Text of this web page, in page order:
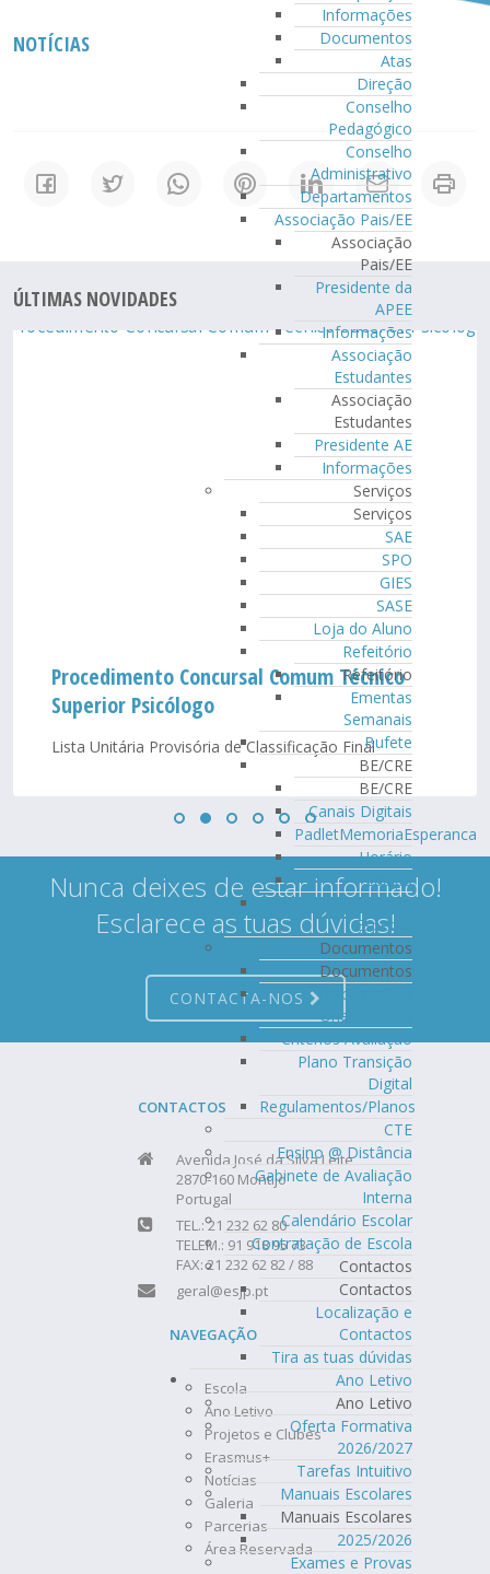
Informações
Documentos
Atas
Direção
Conselho
Pedagógico
Conselho
Administrativo
Departamentos
Associação Pais/EE
Associação
Pais/EE
Presidente da
APEE
Informações
Associação
Estudantes
Associação
Estudantes
Presidente AE
Informações
Serviços
Serviços
SAE
SPO
GIES
SASE
Loja do Aluno
Refeitório
Refeitório
Ementas
Semanais
Bufete
BE/CRE
BE/CRE
Canais Digitais
PadletMemoriaEsperanca
Horário
Equipa
Serviço de Educação
Especial
Documentos
Documentos
Documentos
Orientadores
Critérios Avaliação
Plano Transição
Digital
Regulamentos/Planos
CTE
Ensino @ Distância
Gabinete de Avaliação
Interna
Calendário Escolar
Contratação de Escola
Contactos
Contactos
Localização e
Contactos
Tira as tuas dúvidas
Ano Letivo
Ano Letivo
Oferta Formativa
2026/2027
Tarefas Intuitivo
Manuais Escolares
Manuais Escolares
2025/2026
Exames e Provas
NOTÍCIAS
ÚLTIMAS NOVIDADES
Procedimento Concursal Comum Técnico
Superior Psicólogo
Lista Unitária Provisória de Classificação Final
Nunca deixes de estar informado!
Esclarece as tuas dúvidas!
CONTACTA-NOS
CONTACTOS
Avenida José da Silva Leite
2870-160 Montijo
Portugal
TEL.: 21 232 62 80
TELEM.: 91 918 95 73
FAX: 21 232 62 82 / 88
geral@esjp.pt
NAVEGAÇÃO
Escola
Ano Letivo
Projetos e Clubes
Erasmus+
Notícias
Galeria
Parcerias
Área Reservada